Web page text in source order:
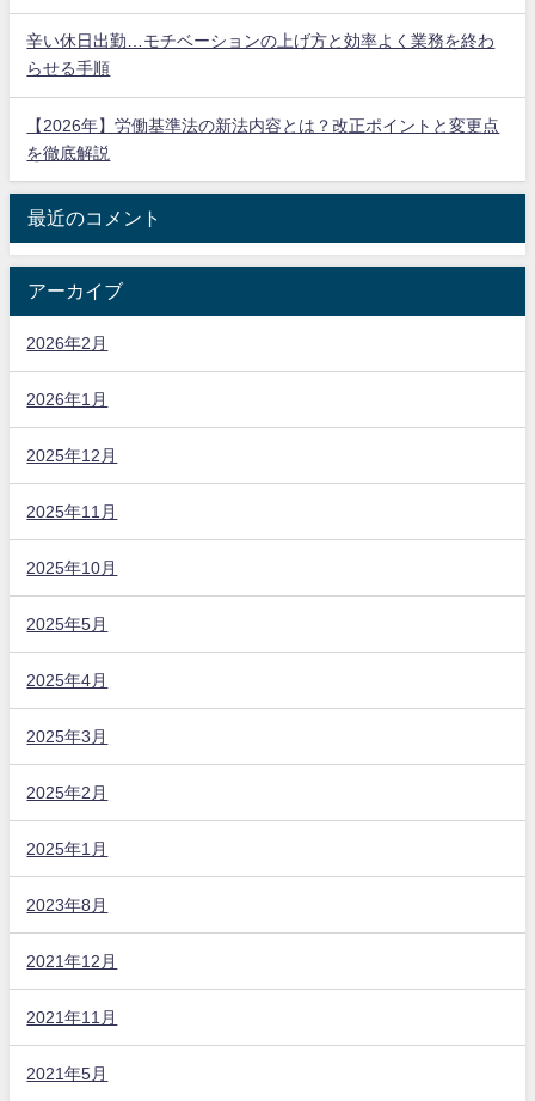
辛い休日出勤…モチベーションの上げ方と効率よく業務を終わ
らせる手順
【2026年】労働基準法の新法内容とは？改正ポイントと変更点
を徹底解説
最近のコメント
アーカイブ
2026年2月
2026年1月
2025年12月
2025年11月
2025年10月
2025年5月
2025年4月
2025年3月
2025年2月
2025年1月
2023年8月
2021年12月
2021年11月
2021年5月